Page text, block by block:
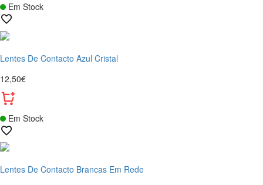
Em Stock
Lentes De Contacto Azul Cristal
12,50€
Em Stock
Lentes De Contacto Brancas Em Rede